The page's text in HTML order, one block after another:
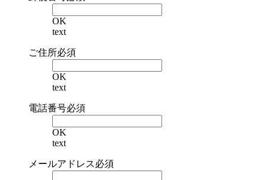
OK
text
ご住所必須
OK
text
電話番号必須
OK
text
メールアドレス必須